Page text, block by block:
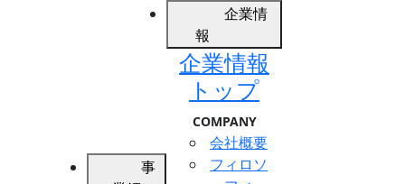
事
企業情
報
企業情報
トップ
COMPANY
会社概要
フィロソ